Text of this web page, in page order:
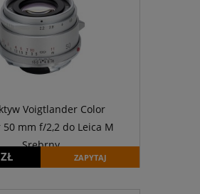
Voigtlander Color
50 mm f/2,2 do Leica M
Srebrny
ZAPYTAJ